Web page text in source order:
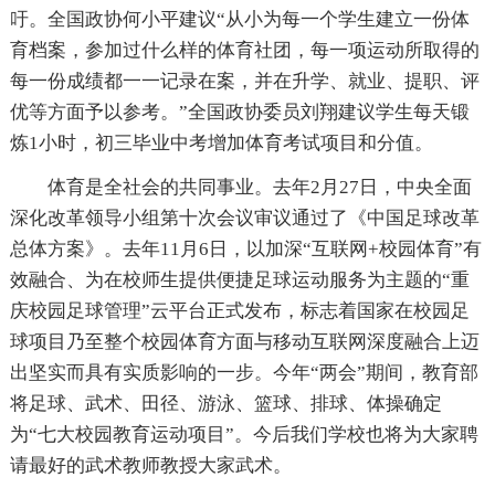
吁。全国政协何小平建议“从小为每一个学生建立一份体
育档案，参加过什么样的体育社团，每一项运动所取得的
每一份成绩都一一记录在案，并在升学、就业、提职、评
优等方面予以参考。”全国政协委员刘翔建议学生每天锻
炼1小时，初三毕业中考增加体育考试项目和分值。
体育是全社会的共同事业。去年2月27日，中央全面
深化改革领导小组第十次会议审议通过了《中国足球改革
总体方案》。去年11月6日，以加深“互联网+校园体育”有
效融合、为在校师生提供便捷足球运动服务为主题的“重
庆校园足球管理”云平台正式发布，标志着国家在校园足
球项目乃至整个校园体育方面与移动互联网深度融合上迈
出坚实而具有实质影响的一步。今年“两会”期间，教育部
将足球、武术、田径、游泳、篮球、排球、体操确定
为“七大校园教育运动项目”。今后我们学校也将为大家聘
请最好的武术教师教授大家武术。